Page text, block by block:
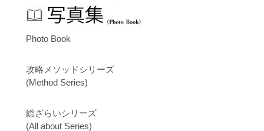
Photo Book
攻略メソッドシリーズ
(Method Series)
総ざらいシリーズ
(All about Series)